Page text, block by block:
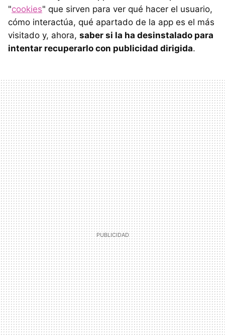
"cookies" que sirven para ver qué hacer el usuario,
cómo interactúa, qué apartado de la app es el más
visitado y, ahora, saber si la ha desinstalado para
intentar recuperarlo con publicidad dirigida.